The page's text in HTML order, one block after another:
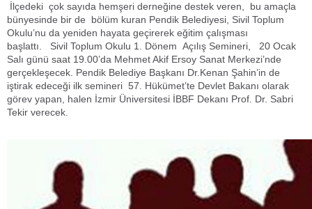
İlçedeki çok sayıda hemşeri derneğine destek veren, bu amaçla
bünyesinde bir de bölüm kuran Pendik Belediyesi, Sivil Toplum
Okulu’nu da yeniden hayata geçirerek eğitim çalışması
başlattı. Sivil Toplum Okulu 1. Dönem Açılış Semineri, 20 Ocak
Salı günü saat 19.00’da Mehmet Akif Ersoy Sanat Merkezi’nde
gerçekleşecek. Pendik Belediye Başkanı Dr.Kenan Şahin’in de
iştirak edeceği ilk semineri 57. Hükümet’te Devlet Bakanı olarak
görev yapan, halen İzmir Üniversitesi İBBF Dekanı Prof. Dr. Sabri
Tekir verecek.